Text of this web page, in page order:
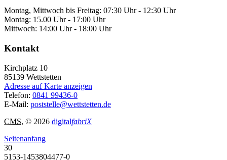
Montag, Mittwoch bis Freitag: 07:30 Uhr - 12:30 Uhr
Montag: 15.00 Uhr - 17:00 Uhr
Mittwoch: 14:00 Uhr - 18:00 Uhr
Kontakt
Kirchplatz 10
85139 Wettstetten
Adresse auf Karte anzeigen
Telefon: 0841 99436-0
E-Mail: poststelle@wettstetten.de
CMS, © 2026 digitalfabriX
Seitenanfang
30
5153-1453804477-0